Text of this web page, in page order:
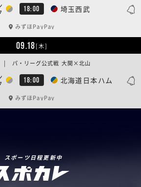
18:00 埼玉西武
みずほPayPay
09.18[木]
18:00 北海道日本ハム
パ・リーグ公式戦 大関×北山
みずほPayPay
スポーツ日程更新中